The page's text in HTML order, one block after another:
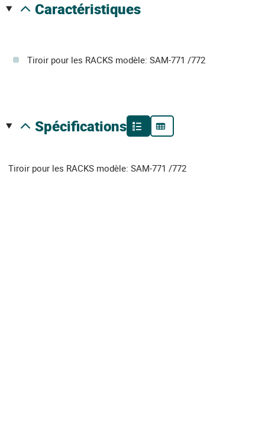
caractéristiques
Tiroir pour les RACKS modèle: SAM-771 /772
spécifications
Tiroir pour les RACKS modèle: SAM-771 /772